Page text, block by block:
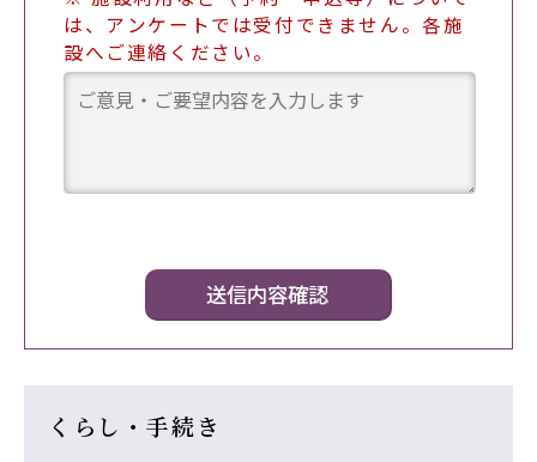
は、アンケートでは受付できません。各施
設へご連絡ください。
くらし・手続き